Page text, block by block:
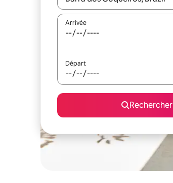
Arrivée
Départ
Rechercher